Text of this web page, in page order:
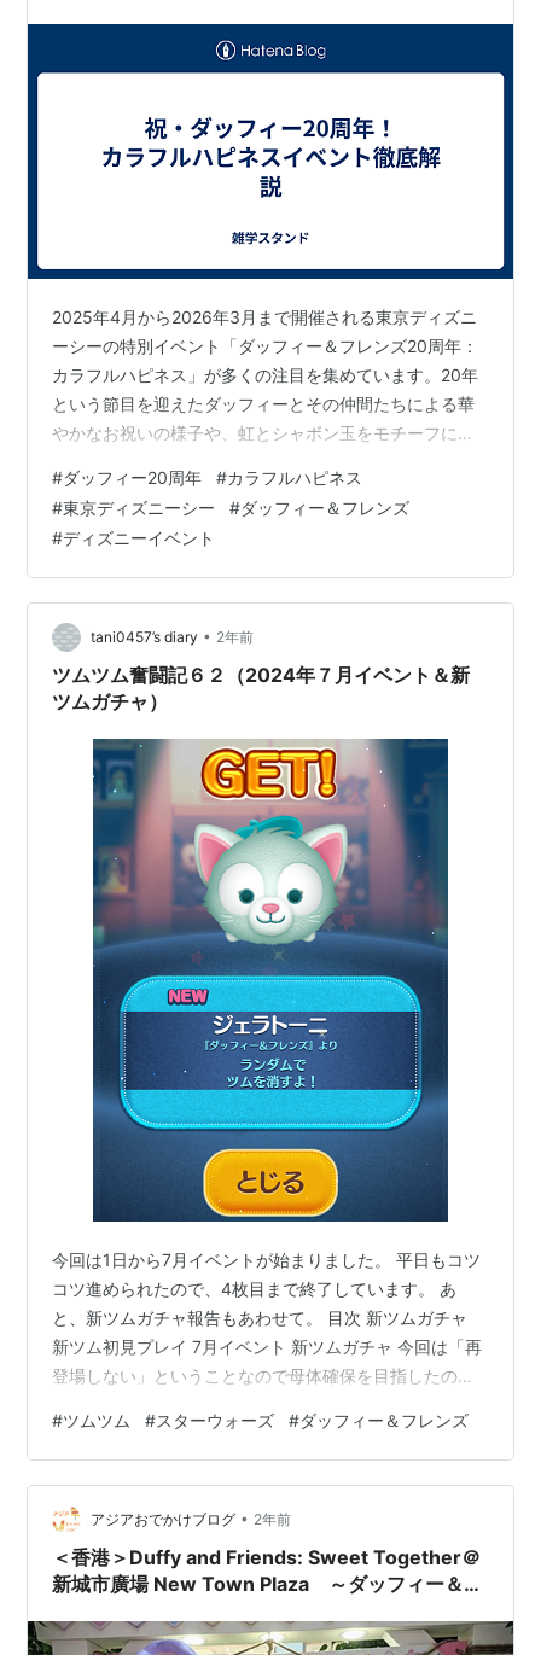
2025年4月から2026年3月まで開催される東京ディズニ
ーシーの特別イベント「ダッフィー＆フレンズ20周年：
カラフルハピネス」が多くの注目を集めています。20年
という節目を迎えたダッフィーとその仲間たちによる華
やかなお祝いの様子や、虹とシャボン玉をモチーフにし
情報をまとめました。ダッフィーファンなら必見の内容
です。 📑 目次 イベント概要と期間 特別エンターテイメ
ントプログラム パークデコレーションとフォトスポット
スペシャルグッズ情報 限定フード＆ドリンク ダッフィー
＆フレンズとは イベント概要と期間 ■ イベント基本情報
イベント名：ダッ…
#ダッフィー20周年 #カラフルハピネス
#東京ディズニーシー #ダッフィー＆フレンズ
#ディズニーイベント
tani0457’s diary • 2年前
ツムツム奮闘記６２（2024年７月イベント＆新
ツムガチャ）
今回は1日から7月イベントが始まりました。 平日もコツ
コツ進められたので、4枚目まで終了しています。 あ
と、新ツムガチャ報告もあわせて。 目次 新ツムガチャ
新ツム初見プレイ 7月イベント 新ツムガチャ 今回は「再
登場しない」ということなので母体確保を目指したので
・ジェラトーニ：10回目ゲットで最終的に4体 ・クッキ
ーアン：ゲットできず。。。 コインが底をついたわけで
はないですが、50回ガチャも引いてしまった後悔も あ
り、一旦終了しました。第２弾や最終確率アップ時に再
チャレンジですかね〜 ゲット順に「ジェラトーニ」と
「ダッフィー」です。 …
#ツムツム #スターウォーズ #ダッフィー＆フレンズ
アジアおでかけブログ • 2年前
＜香港＞Duffy and Friends: Sweet Together＠
新城市廣場 New Town Plaza ～ダッフィー＆フ